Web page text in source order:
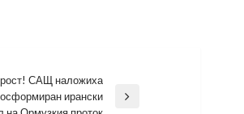
САЩ наложиха
ирански